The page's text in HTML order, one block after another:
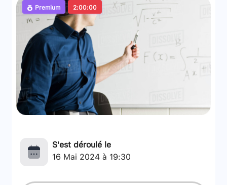
Premium 2:00:00
S'est déroulé le
16 Mai 2024 à 19:30